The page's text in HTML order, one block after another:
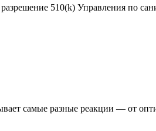
510(k) Управления по
самые разные реакции — от